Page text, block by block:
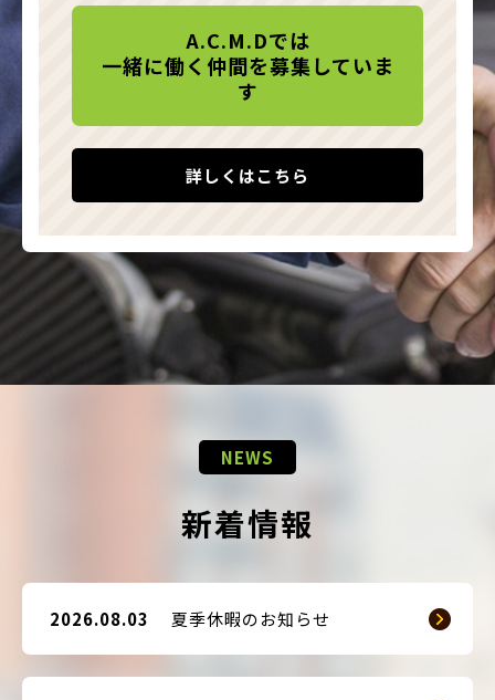
A.C.M.Dでは
一緒に働く仲間を募集していま
す
詳しくはこちら
NEWS
新着情報
2026.08.03 夏季休暇のお知らせ